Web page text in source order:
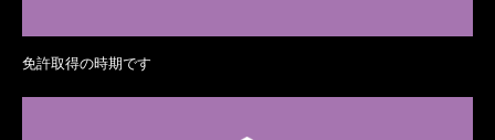
免許取得の時期です